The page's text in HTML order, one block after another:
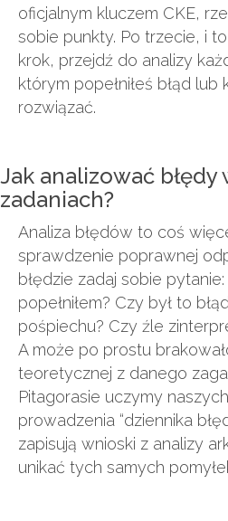
oficjalnym kluczem CKE,
sobie punkty. Po trzecie, i
krok, przejdź do analizy
którym popełniłeś błąd
rozwiązać.
Jak analizować błędy
zadaniach?
Analiza błędów to coś
sprawdzenie poprawnej
błędzie zadaj sobie
popełniłem? Czy był to
pośpiechu? Czy źle
A może po prostu
teoretycznej z danego
Pitagorasie uczymy
prowadzenia “dziennika
zapisują wnioski z analizy
unikać tych samych